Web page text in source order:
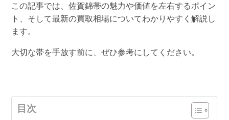
この記事では、佐賀錦帯の魅力や価値を左右するポイン
ト、そして最新の買取相場についてわかりやすく解説し
ます。
大切な帯を手放す前に、ぜひ参考にしてください。
目次